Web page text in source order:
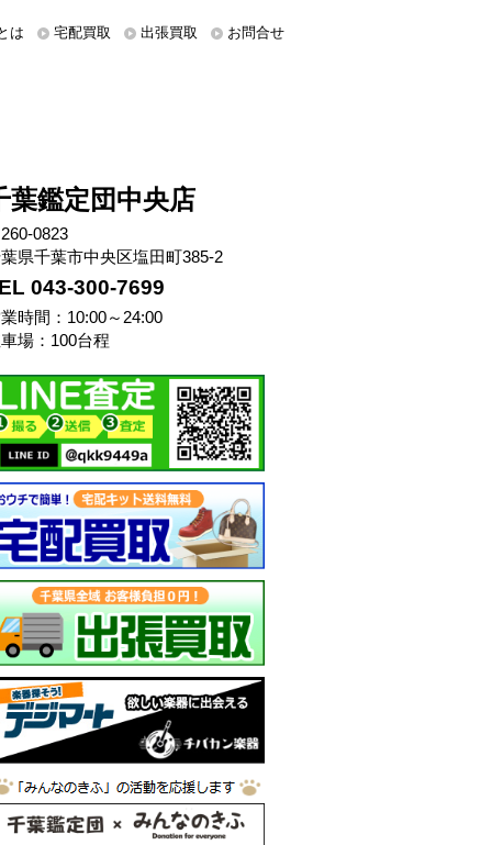
は 宅配買取 出張買取 お問合せ
葉鑑定団中央店
0823
県千葉市中央区塩田町385-2
043-300-7699
時間：10:00～24:00
場：100台程